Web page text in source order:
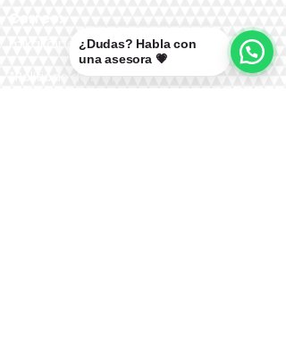
mikal@pelucasmikal.cl
*Políticas de Envío
¿Dudas? Habla con
una asesora 💗